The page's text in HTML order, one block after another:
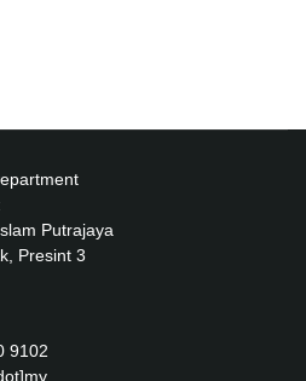
Putrajaya
Presint 3
9102